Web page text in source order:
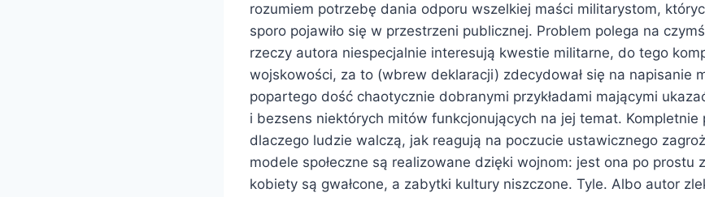
rozumiem potrzebę dania odporu wszelkiej maści militarystom,
sporo pojawiło się w przestrzeni publicznej. Problem polega na
rzeczy autora niespecjalnie interesują kwestie militarne, do tego
wojskowości, za to (wbrew deklaracji) zdecydował się na napisanie
popartego dość chaotycznie dobranymi przykładami mającymi
i bezsens niektórych mitów funkcjonujących na jej temat. Kompletnie
dlaczego ludzie walczą, jak reagują na poczucie ustawicznego
modele społeczne są realizowane dzięki wojnom: jest ona po prostu
kobiety są gwałcone, a zabytki kultury niszczone. Tyle. Albo autor